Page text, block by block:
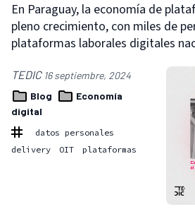
En Paraguay, la economía de
pleno crecimiento, con miles de
plataformas laborales digitales
TEDIC 16 septiembre, 2024
Blog
Economía
digital
datos personales
delivery
OIT plataformas